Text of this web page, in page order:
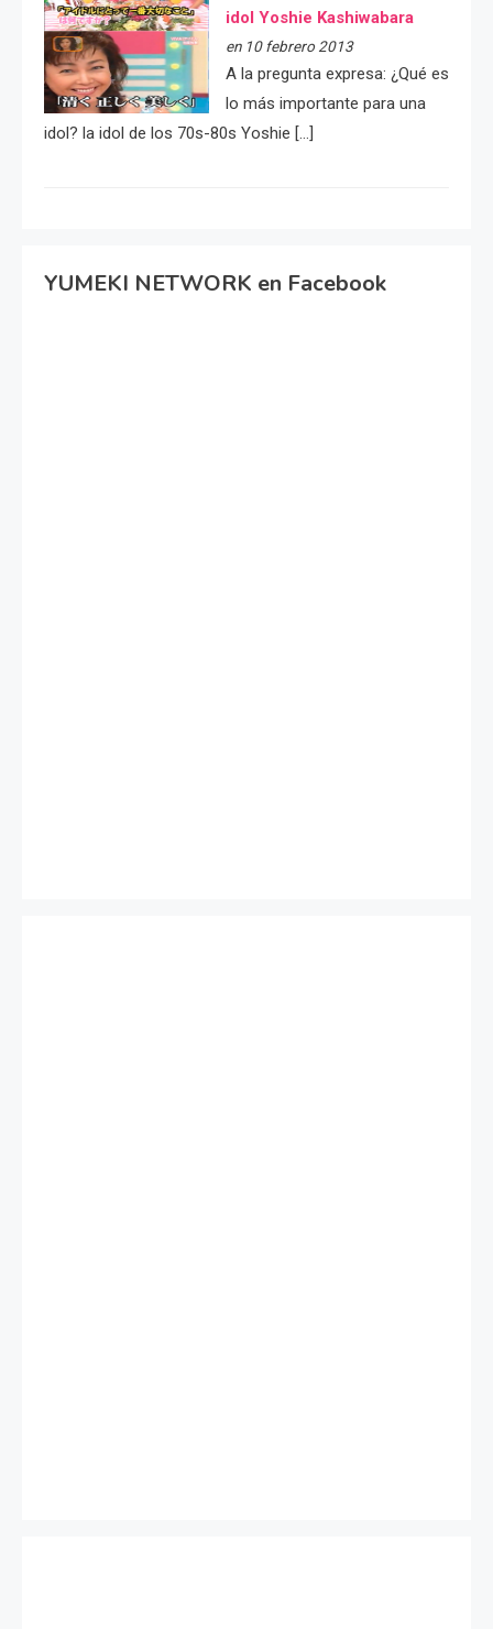
idol Yoshie Kashiwabara
en 10 febrero 2013
A la pregunta expresa: ¿Qué es
lo más importante para una
idol? la idol de los 70s-80s Yoshie […]
YUMEKI NETWORK en Facebook